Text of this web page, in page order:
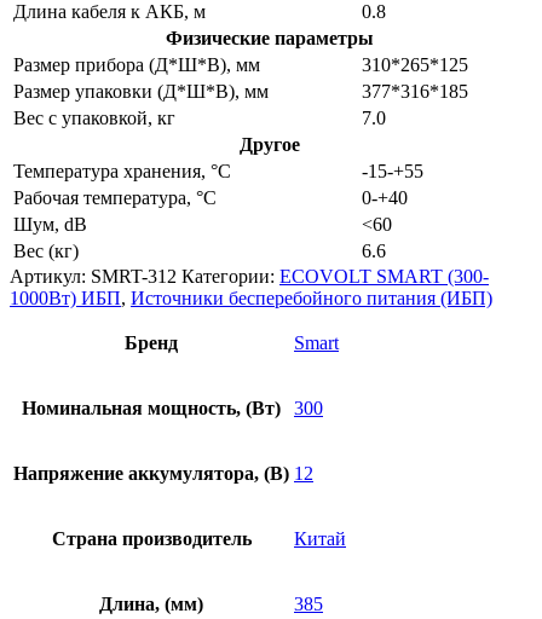
Длина кабеля к АКБ, м
0.8
Физические параметры
Размер прибора (Д*Ш*В), мм
310*265*125
Размер упаковки (Д*Ш*В), мм
377*316*185
Вес с упаковкой, кг
7.0
Другое
Температура хранения, °C
-15-+55
Рабочая температура, °C
0-+40
Шум, dB
<60
Вес (кг)
6.6
Артикул: SMRT-312 Категории: ECOVOLT SMART (300-
1000Вт) ИБП, Источники бесперебойного питания (ИБП)
Бренд Smart
Номинальная мощность, (Вт) 300
Напряжение аккумулятора, (В) 12
Страна производитель Китай
Длина, (мм) 385